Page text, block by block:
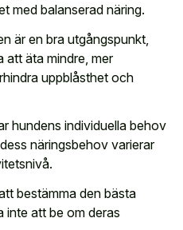
med balanserad näring.
är en bra utgångspunkt,
att äta mindre, mer
uppblåsthet och
hundens individuella behov
näringsbehov varierar
bestämma den bästa
inte att be om deras